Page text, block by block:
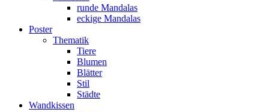
runde Mandalas
eckige Mandalas
Poster
Thematik
Tiere
Blumen
Blätter
Stil
Städte
Wandkissen